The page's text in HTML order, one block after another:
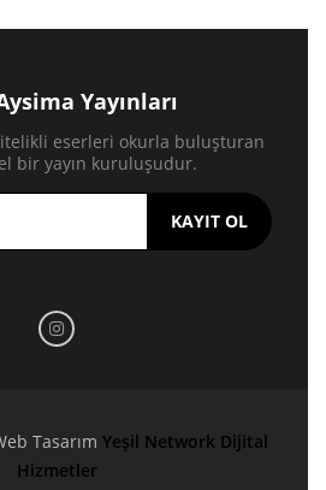
Yayınları
eserleri okurla buluşturan
bir yayın kuruluşudur.
KAYIT OL
Tasarım Yeşil Network Dijital
Hizmetler